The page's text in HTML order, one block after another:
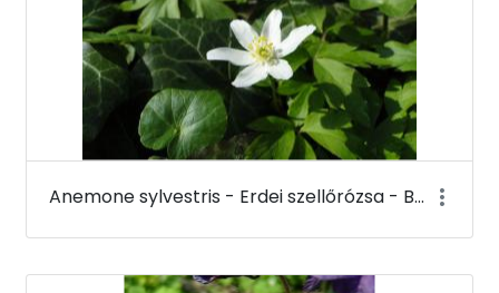
Anemone sylvestris - Erdei szellőrózsa - Budai Arborétum